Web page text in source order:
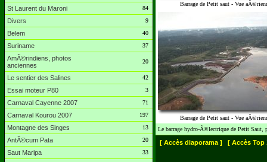
St Laurent du Maroni 84
Divers 9
Belem 40
Suriname 37
AmÃ©rindiens, photos
anciennes
20
Le sentier des Salines 42
Essai moteur P80 3
Carnaval Cayenne 2007 71
Carnaval Kourou 2007 197
Montagne des Singes 13
AntÃ©cum Pata 20
Saut Maripa 33
Barrage de Petit saut - Vue
Barrage de Petit saut - Vue
Le barrage hydro-Ã©lectrique de Petit Saut,
[ Accès diaporama ] [ Accès Top